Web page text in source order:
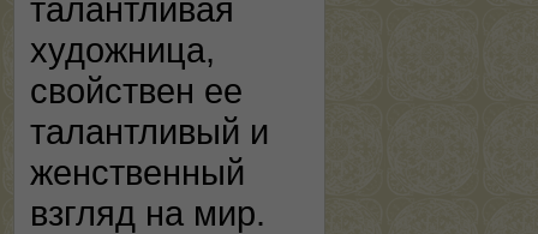
талантливая
художница,
свойствен ее
талантливый и
женственный
взгляд на мир.